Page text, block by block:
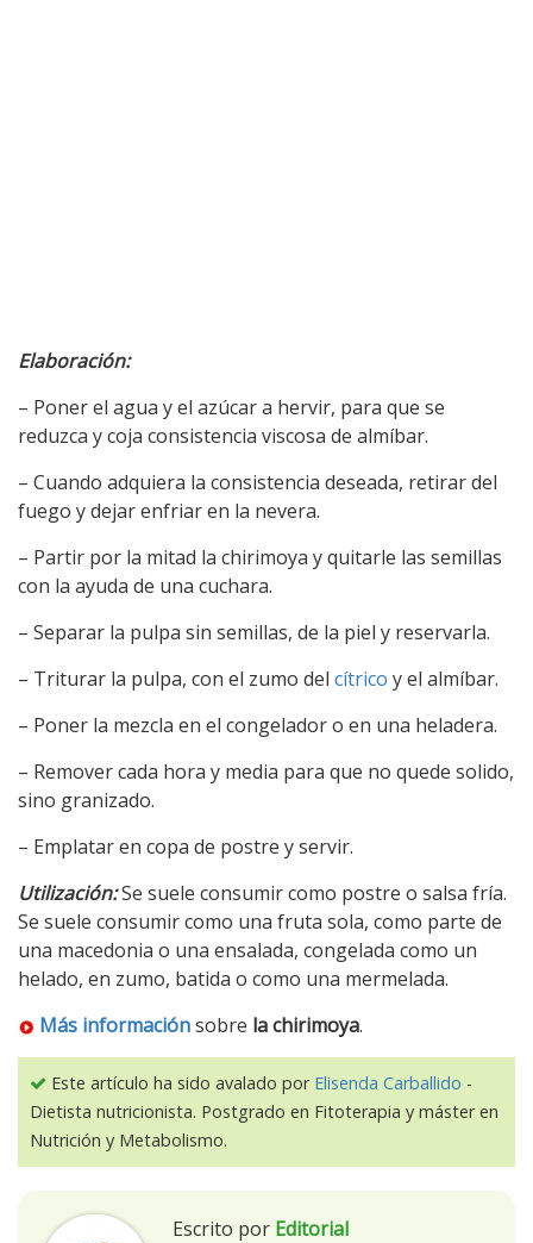
Elaboración:
– Poner el agua y el azúcar a hervir, para que se
reduzca y coja consistencia viscosa de almíbar.
– Cuando adquiera la consistencia deseada, retirar del
fuego y dejar enfriar en la nevera.
– Partir por la mitad la chirimoya y quitarle las semillas
con la ayuda de una cuchara.
– Separar la pulpa sin semillas, de la piel y reservarla.
– Triturar la pulpa, con el zumo del cítrico y el almíbar.
– Poner la mezcla en el congelador o en una heladera.
– Remover cada hora y media para que no quede solido,
sino granizado.
– Emplatar en copa de postre y servir.
Utilización:Se suele consumir como postre o salsa fría.
Se suele consumir como una fruta sola, como parte de
una macedonia o una ensalada, congelada como un
helado, en zumo, batida o como una mermelada.
Más informaciónsobre la chirimoya.
Este artículo ha sido avalado por Elisenda Carballido -
Dietista nutricionista. Postgrado en Fitoterapia y máster en
Nutrición y Metabolismo.
Escrito por Editorial